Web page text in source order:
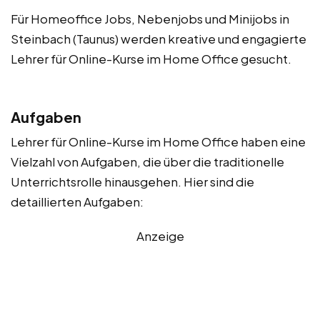
Für Homeoffice Jobs, Nebenjobs und Minijobs in
Steinbach (Taunus) werden kreative und engagierte
Lehrer für Online-Kurse im Home Office gesucht.
Aufgaben
Lehrer für Online-Kurse im Home Office haben eine
Vielzahl von Aufgaben, die über die traditionelle
Unterrichtsrolle hinausgehen. Hier sind die
detaillierten Aufgaben:
Anzeige